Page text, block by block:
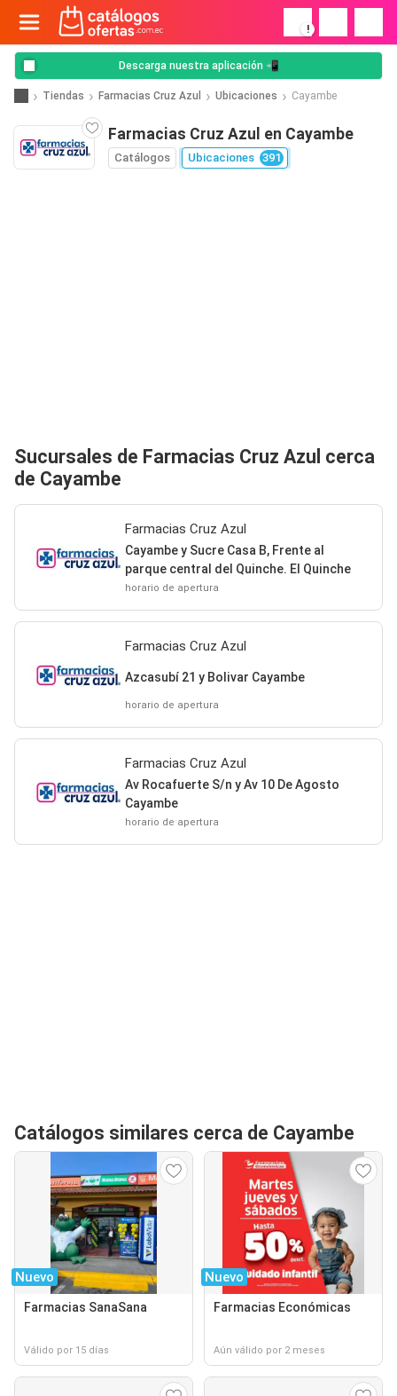
!
Descarga nuestra aplicación 📲
Tiendas Farmacias Cruz Azul Ubicaciones Cayambe
Farmacias Cruz Azul en Cayambe
Catálogos Ubicaciones 391
Sucursales de Farmacias Cruz Azul cerca
de Cayambe
Farmacias Cruz Azul
Cayambe y Sucre Casa B, Frente al
parque central del Quinche. El Quinche
horario de apertura
Farmacias Cruz Azul
Azcasubí 21 y Bolivar Cayambe
horario de apertura
Farmacias Cruz Azul
Av Rocafuerte S/n y Av 10 De Agosto
Cayambe
horario de apertura
Catálogos similares cerca de Cayambe
Nuevo
Farmacias SanaSana
Válido por 15 días
Nuevo
Farmacias Económicas
Aún válido por 2 meses